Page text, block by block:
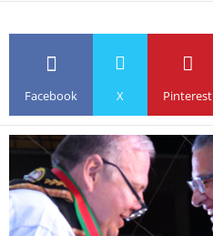
Facebook X Pinterest